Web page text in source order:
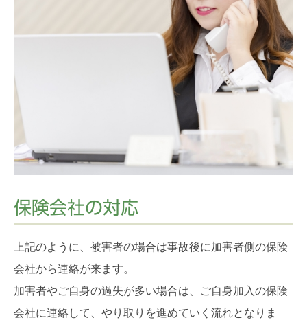
保険会社の対応
上記のように、被害者の場合は事故後に加害者側の保険
会社から連絡が来ます。
加害者やご自身の過失が多い場合は、ご自身加入の保険
会社に連絡して、やり取りを進めていく流れとなりま